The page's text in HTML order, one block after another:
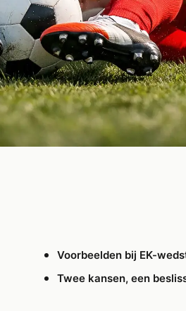
Voorbeelden bij EK-
Twee kansen, een